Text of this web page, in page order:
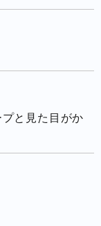
と見た目がか